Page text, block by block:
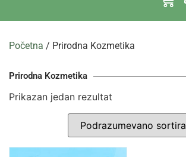
Početna / Prirodna Kozmetika
Prirodna Kozmetika
Prikazan jedan rezultat